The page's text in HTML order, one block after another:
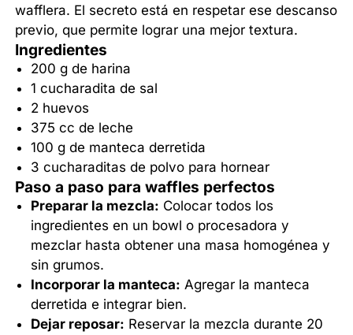
wafflera. El secreto está en respetar ese descanso
previo, que permite lograr una mejor textura.
Ingredientes
200 g de harina
1 cucharadita de sal
2 huevos
375 cc de leche
100 g de manteca derretida
3 cucharaditas de polvo para hornear
Paso a paso para waffles perfectos
Preparar la mezcla: Colocar todos los
ingredientes en un bowl o procesadora y
mezclar hasta obtener una masa homogénea y
sin grumos.
Incorporar la manteca: Agregar la manteca
derretida e integrar bien.
Dejar reposar: Reservar la mezcla durante 20